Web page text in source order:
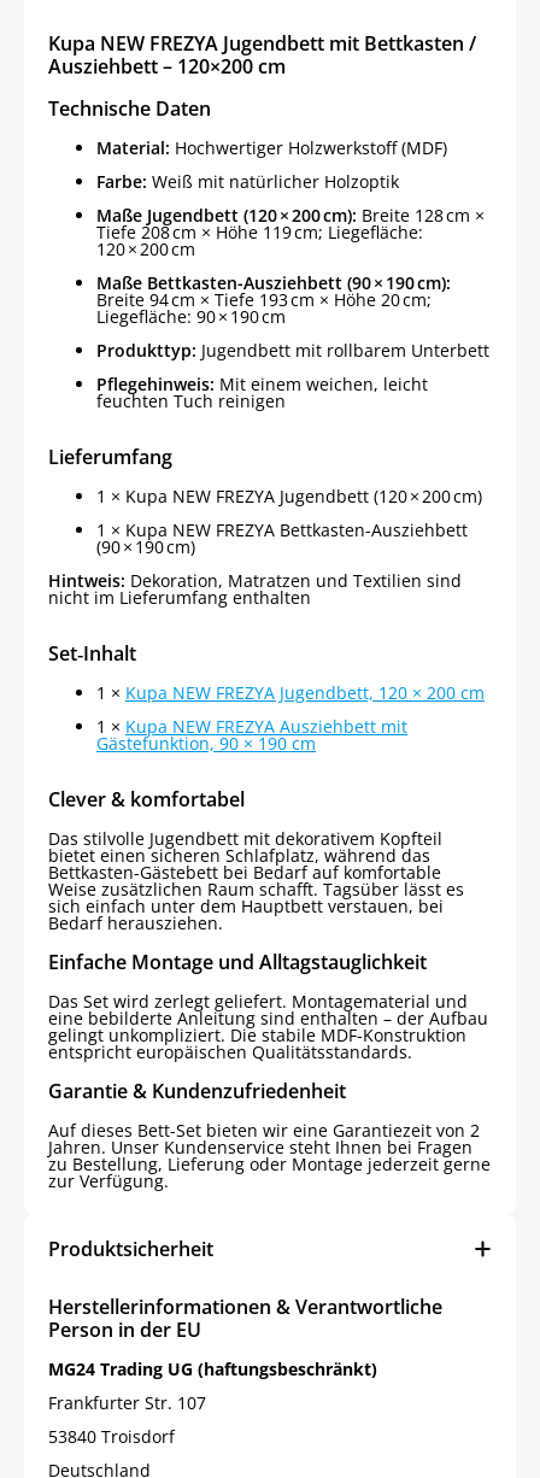
-
120x200
cm
Menge
Kupa NEW FREZYA Jugendbett mit Bettkasten /
Ausziehbett – 120×200 cm
Technische Daten
Material: Hochwertiger Holzwerkstoff (MDF)
Farbe: Weiß mit natürlicher Holzoptik
Maße Jugendbett (120 × 200 cm): Breite 128 cm ×
Tiefe 208 cm × Höhe 119 cm; Liegefläche:
120 × 200 cm
Maße Bettkasten-Ausziehbett (90 × 190 cm):
Breite 94 cm × Tiefe 193 cm × Höhe 20 cm;
Liegefläche: 90 × 190 cm
Produkttyp: Jugendbett mit rollbarem Unterbett
Pflegehinweis: Mit einem weichen, leicht
feuchten Tuch reinigen
Lieferumfang
1 × Kupa NEW FREZYA Jugendbett (120 × 200 cm)
1 × Kupa NEW FREZYA Bettkasten-Ausziehbett
(90 × 190 cm)
Hintweis: Dekoration, Matratzen und Textilien sind
nicht im Lieferumfang enthalten
Set‑Inhalt
1 × Kupa NEW FREZYA Jugendbett, 120 × 200 cm
1 × Kupa NEW FREZYA Ausziehbett mit
Gästefunktion, 90 × 190 cm
Clever & komfortabel
Das stilvolle Jugendbett mit dekorativem Kopfteil
bietet einen sicheren Schlafplatz, während das
Bettkasten-Gästebett bei Bedarf auf komfortable
Weise zusätzlichen Raum schafft. Tagsüber lässt es
sich einfach unter dem Hauptbett verstauen, bei
Bedarf herausziehen.
Einfache Montage und Alltagstauglichkeit
Das Set wird zerlegt geliefert. Montagematerial und
eine bebilderte Anleitung sind enthalten – der Aufbau
gelingt unkompliziert. Die stabile MDF-Konstruktion
entspricht europäischen Qualitätsstandards.
Garantie & Kundenzufriedenheit
Auf dieses Bett-Set bieten wir eine Garantiezeit von 2
Jahren. Unser Kundenservice steht Ihnen bei Fragen
zu Bestellung, Lieferung oder Montage jederzeit gerne
zur Verfügung.
Produktsicherheit
Herstellerinformationen & Verantwortliche
Person in der EU
MG24 Trading UG (haftungsbeschränkt)
Frankfurter Str. 107
53840 Troisdorf
Deutschland